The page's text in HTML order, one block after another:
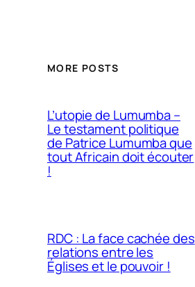
MORE POSTS
L’utopie de Lumumba –
Le testament politique
de Patrice Lumumba que
tout Africain doit écouter
!
RDC : La face cachée des
relations entre les
Églises et le pouvoir !